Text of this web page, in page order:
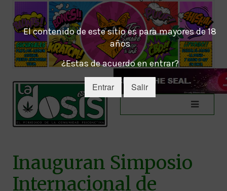
El contenido de este sitio es para mayores de 18
años
¿Estas de acuerdo en entrar?
Entrar Salir
Inauguran Simposio
Internacional de